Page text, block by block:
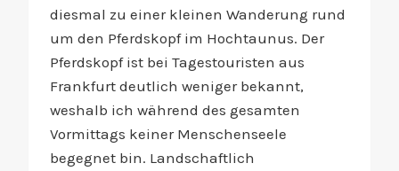
diesmal zu einer kleinen Wanderung rund
um den Pferdskopf im Hochtaunus. Der
Pferdskopf ist bei Tagestouristen aus
Frankfurt deutlich weniger bekannt,
weshalb ich während des gesamten
Vormittags keiner Menschenseele
begegnet bin. Landschaftlich